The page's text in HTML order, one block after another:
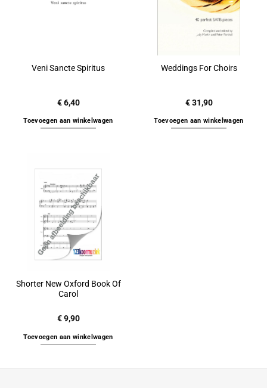
Veni Sancte Spiritus
€6,40
Toevoegen aan winkelwagen
Weddings For Choirs
€31,90
Toevoegen aan winkelwagen
Shorter New Oxford Book Of
Carol
€9,90
Toevoegen aan winkelwagen